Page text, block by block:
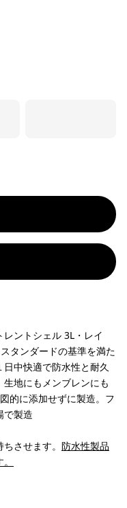
ントシェル 3L・レイ
タンダードの基準を満た
中快適で防水性と耐久
地にもメンブレンにも
的に添加せずに製造。フ
で製造
させます。 防水性製品